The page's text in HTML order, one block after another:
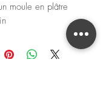
moule en plâtre